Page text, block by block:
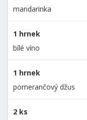
mandarinka
1 hrnek
bílé víno
1 hrnek
pomerančový džus
2 ks